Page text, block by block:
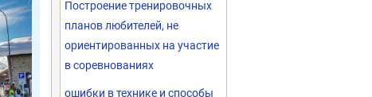
Построение тренировочных
планов любителей, не
ориентированных на участие
в соревнованиях
ошибки в технике и способы